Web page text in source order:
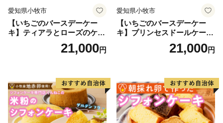
武蔵野市ふるさと応援寄附
1万円以上寄附をしていただいた方には、まちのPRも兼
ねて、感謝の気持ちをお送りさせていただきます。
ていただきます。
・寄附の年度内の回数制限はございません。
・返礼品の送付は、1～2ヶ月程度かかることがありま
す。
愛知県小牧市
【いちごのバースデーケー
キ】ティアラとローズのケー
キ スイーツ デザート 洋菓
子 お取り寄せ 愛知県 小牧市
レーション ホールケーキ 日
時指定可
21,000円
愛知県小牧市
【いちごのバースデーケー
キ】プリンセスドールケーキ
日時指定可 スイーツ デザー
ト 洋菓子 お取り寄せ 愛知県
デコレーションケーキ ホー
ルケーキ 人形 かわいい こど
も
21,000円